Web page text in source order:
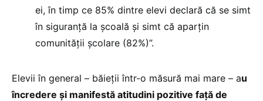
ei, în timp ce 85% dintre elevi declară că se simt
în siguranță la școală și simt că aparțin
comunității școlare (82%)”.
Elevii în general – băieții într-o măsură mai mare – au
încredere și manifestă atitudini pozitive față de